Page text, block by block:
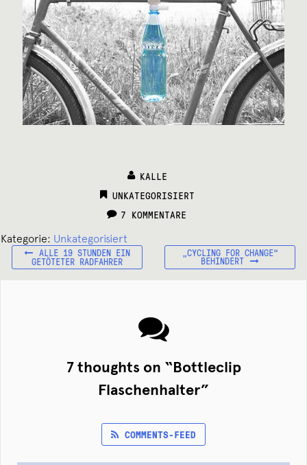
KALLE
CATEGORIES:
UNKATEGORISIERT
7 KOMMENTARE
Kategorie: Unkategorisiert
Beitragsnavigation
VORHERIGER
BEITRAG:
ALLE 19 STUNDEN EIN
GETÖTETER RADFAHRER
NÄCHSTER
BEITRAG:
„CYCLING FOR CHANGE“
BEHINDERT
7 thoughts on “Bottleclip
Flaschenhalter”
COMMENTS-FEED